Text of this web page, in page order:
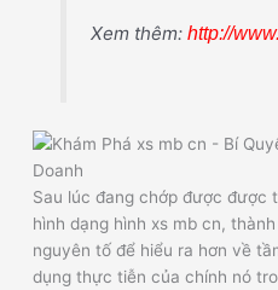
Xem thêm: http://
Sau lúc đang chớp được được
hình dạng hình xs mb cn,
nguyên tố để hiểu ra hơn về
dụng thực tiễn của chính nó